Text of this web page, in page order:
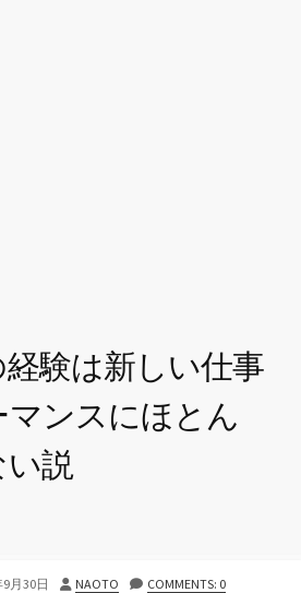
験は新しい仕事
ンスにほとん
説
月30日
投
NAOTO COMMENTS: 0